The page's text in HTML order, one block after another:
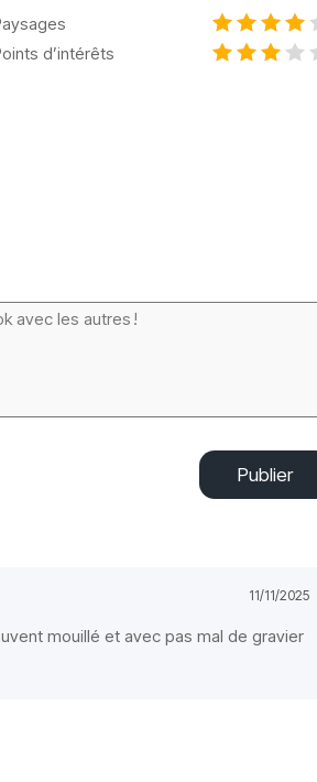
d’intérêts
Publier
11/11/2025
mouillé et avec pas mal de gravier